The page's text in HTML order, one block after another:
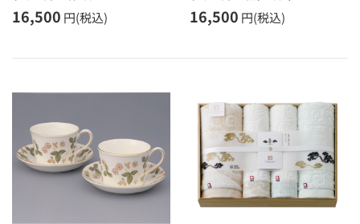
16,500 円(税込) 16,500 円(税込)